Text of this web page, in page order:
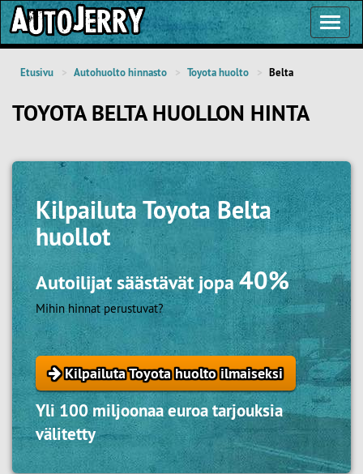
Etusivu Autohuolto hinnasto Toyota huolto Belta
TOYOTA BELTA HUOLLON HINTA
KilpailutaToyota Belta
huollot
Autoilijat säästävät jopa40%
Mihin hinnat perustuvat?
Kilpailuta Toyota huolto ilmaiseksi
Yli 100 miljoonaa euroa tarjouksia
välitetty